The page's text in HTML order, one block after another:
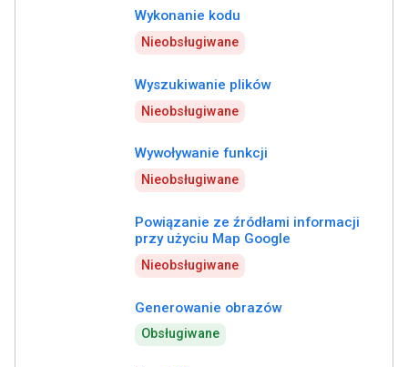
Wykonanie kodu
Nieobsługiwane
Wyszukiwanie plików
Nieobsługiwane
Wywoływanie funkcji
Nieobsługiwane
Powiązanie ze źródłami informacji
przy użyciu Map Google
Nieobsługiwane
Generowanie obrazów
Obsługiwane